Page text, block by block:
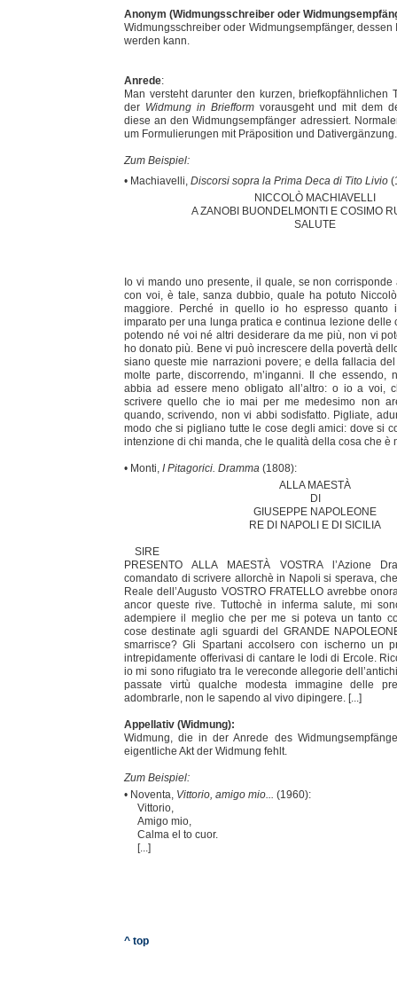
Anonym (Widmungsschreiber oder
Widmungsschreiber oder Widmungsempfänger, dessen
werden kann.
Anrede:
Man versteht darunter den kurzen, briefkopfähnlichen
der Widmung in Briefformvorausgeht und mit dem
diese an den Widmungsempfänger adressiert.
um Formulierungen mit Präposition und Dativergänzung.
Zum Beispiel:
• Machiavelli, Discorsi sopra la Prima Deca di Tito Livio
NICCOLÒ MACHIAVELLI
A ZANOBI BUONDELMONTI E COSIMO
SALUTE
Io vi mando uno presente, il quale, se non
con voi, è tale, sanza dubbio, quale ha potuto
maggiore. Perché in quello io ho espresso
imparato per una lunga pratica e continua lezione delle
potendo né voi né altri desiderare da me più, non vi
ho donato più. Bene vi può increscere della povertà
siano queste mie narrazioni povere; e della fallacia
molte parte, discorrendo, m’inganni. Il che
abbia ad essere meno obligato all’altro: o io a voi,
scrivere quello che io mai per me medesimo non
quando, scrivendo, non vi abbi sodisfatto. Pigliate,
modo che si pigliano tutte le cose degli amici: dove si
intenzione di chi manda, che le qualità della cosa che è
• Monti, I Pitagorici. Dramma (1808):
ALLA MAESTÀ
DI
GIUSEPPE NAPOLEONE
RE DI NAPOLI E DI SICILIA
SIRE
PRESENTO ALLA MAESTÀ VOSTRA l’Azione
comandato di scrivere allorchè in Napoli si sperava,
Reale dell’Augusto VOSTRO FRATELLO avrebbe
ancor queste rive. Tuttochè in inferma salute, mi
adempiere il meglio che per me si poteva un tanto
cose destinate agli sguardi del GRANDE
smarrisce? Gli Spartani accolsero con ischerno un
intrepidamente offerivasi di cantare le lodi di Ercole.
io mi sono rifugiato tra le vereconde allegorie
passate virtù qualche modesta immagine delle
adombrarle, non le sapendo al vivo dipingere. [...]
Appellativ (Widmung):
Widmung, die in der Anrede des
eigentliche Akt der Widmung fehlt.
Zum Beispiel:
• Noventa, Vittorio, amigo mio... (1960):
Vittorio,
Amigo mio,
Calma el to cuor.
[...]
^ top